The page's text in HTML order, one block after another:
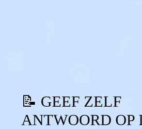
📝 GEEF ZELF
ANTWOORD OP